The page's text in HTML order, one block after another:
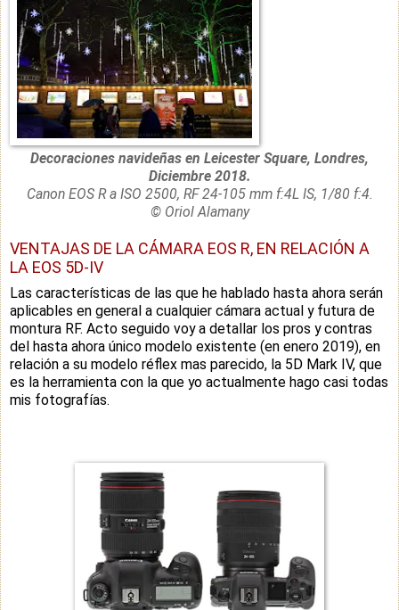
Decoraciones navideñas en Leicester Square, Londres,
Diciembre 2018.
Canon EOS R a ISO 2500, RF 24-105 mm f:4L IS, 1/80 f:4.
© Oriol Alamany
VENTAJAS DE LA CÁMARA EOS R, EN RELACIÓN A
LA EOS 5D-IV
Las características de las que he hablado hasta ahora serán
aplicables en general a cualquier cámara actual y futura de
montura RF. Acto seguido voy a detallar los pros y contras
del hasta ahora único modelo existente (en enero 2019), en
relación a su modelo réflex mas parecido, la 5D Mark IV, que
es la herramienta con la que yo actualmente hago casi todas
mis fotografías.